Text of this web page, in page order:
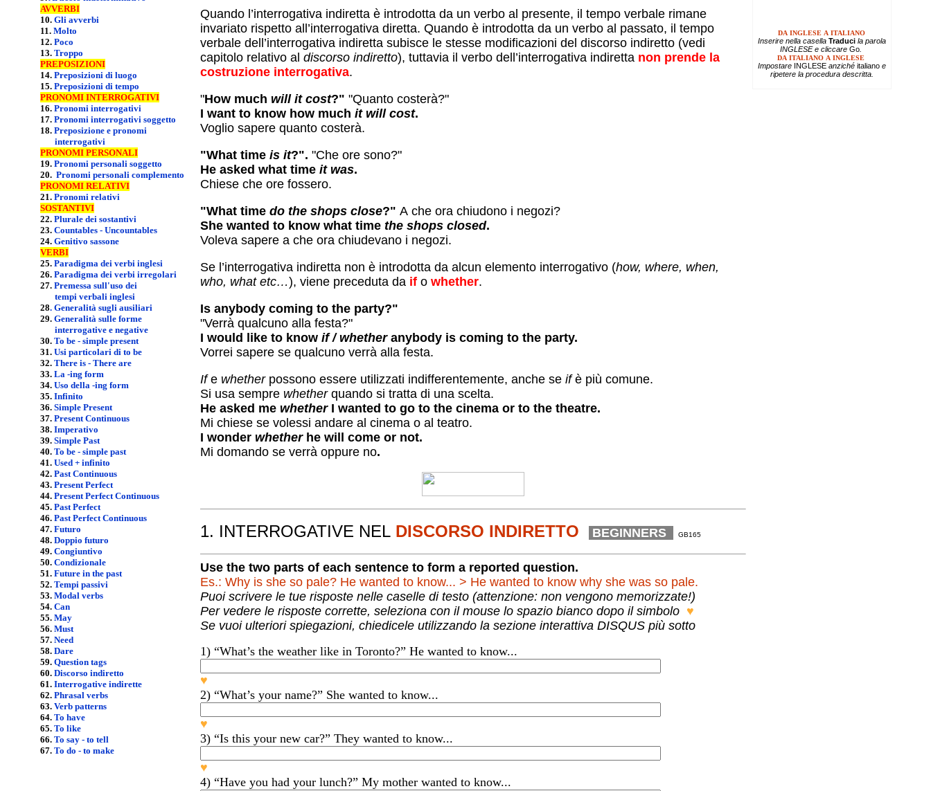
AVVERBI
10. Gli avverbi
11. Molto
12. Poco
13. Troppo
PREPOSIZIONI
14. Preposizioni di luogo
15. Preposizioni di tempo
PRONOMI INTERROGATIVI
16. Pronomi interrogativi
17. Pronomi interrogativi soggetto
18. Preposizione e pronomi
interrogativi
PRONOMI PERSONALI
19. Pronomi personali soggetto
20. Pronomi personali complemento
PRONOMI RELATIVI
21. Pronomi relativi
SOSTANTIVI
22. Plurale dei sostantivi
23. Countables - Uncountables
24. Genitivo sassone
VERBI
25. Paradigma dei verbi inglesi
26. Paradigma dei verbi irregolari
27. Premessa sull'uso dei
tempi verbali inglesi
28. Generalità sugli ausiliari
29. Generalità sulle forme
interrogative e negative
30. To be - simple present
31. Usi particolari di to be
32. There is - There are
33. La -ing form
34. Uso della -ing form
35. Infinito
36. Simple Present
37. Present Continuous
38. Imperativo
39. Simple Past
40. To be - simple past
41. Used + infinito
42. Past Continuous
43. Present Perfect
44. Present Perfect Continuous
45. Past Perfect
46. Past Perfect Continuous
47. Futuro
48. Doppio futuro
49. Congiuntivo
50. Condizionale
51. Future in the past
52. Tempi passivi
53. Modal verbs
54. Can
55. May
56. Must
57. Need
58. Dare
59. Question tags
60. Discorso indiretto
61. Interrogative indirette
62. Phrasal verbs
63. Verb patterns
64. To have
65. To like
66. To say - to tell
67. To do - to make
Quando l’interrogativa indiretta è introdotta da un verbo al presente, il tempo verbale rimane
invariato rispetto all’interrogativa diretta. Quando è introdotta da un verbo al passato, il tempo
verbale dell’interrogativa indiretta subisce le stesse modificazioni del discorso indiretto (vedi
capitolo relativo al discorso indiretto), tuttavia il verbo dell’interrogativa indiretta non prende la
costruzione interrogativa.
"How much will it cost?" "Quanto costerà?"
I want to know how much it will cost.
Voglio sapere quanto costerà.
"What time is it?". "Che ore sono?"
He asked what time it was.
Chiese che ore fossero.
"What time do the shops close?" A che ora chiudono i negozi?
She wanted to know what time the shops closed.
Voleva sapere a che ora chiudevano i negozi.
Se l’interrogativa indiretta non è introdotta da alcun elemento interrogativo (how, where, when,
who, what etc…), viene preceduta da if o whether.
Is anybody coming to the party?"
"Verrà qualcuno alla festa?"
I would like to know if / whetheranybody is coming to the party.
Vorrei sapere se qualcuno verrà alla festa.
Ife whetherpossono essere utilizzati indifferentemente, anche se ifè più comune.
Si usa sempre whetherquando si tratta di una scelta.
He asked me whetherI wanted to go to the cinema or to the theatre.
Mi chiese se volessi andare al cinema o al teatro.
I wonder whetherhe will come or not.
Mi domando se verrà oppure no.
1. INTERROGATIVE NEL DISCORSO INDIRETTO BEGINNERS GB165
Use the two parts of each sentence to form a reported question.
Es.: Why is she so pale? He wanted to know... > He wanted to know why she was so pale.
Puoi scrivere le tue risposte nelle caselle di testo (attenzione: non vengono memorizzate!)
Per vedere le risposte corrette, seleziona con il mouse lo spazio bianco dopo il simbolo ♥
Se vuoi ulteriori spiegazioni, chiedicele utilizzando la sezione interattiva DISQUS più sotto
1) “What’s the weather like in Toronto?” He wanted to know...
♥
2) “What’s your name?” She wanted to know...
♥
3) “Is this your new car?” They wanted to know...
♥
4) “Have you had your lunch?” My mother wanted to know...
DA INGLESE A ITALIANO
Inserire nella casella Traducila parola
INGLESE e cliccare Go.
DA ITALIANO A INGLESE
Impostare INGLESEanziché italianoe
ripetere la procedura descritta.